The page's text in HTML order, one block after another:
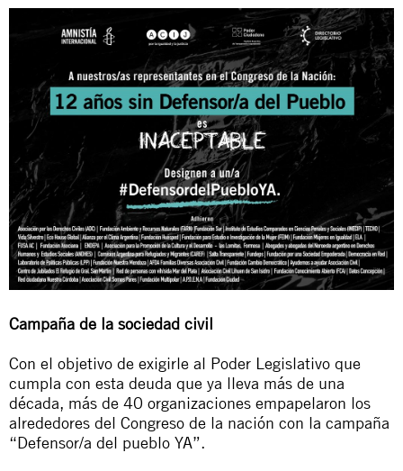
Campaña de la sociedad civil
Con el objetivo de exigirle al Poder Legislativo que
cumpla con esta deuda que ya lleva más de una
década, más de 40 organizaciones empapelaron los
alrededores del Congreso de la nación con la campaña
“Defensor/a del pueblo YA”.